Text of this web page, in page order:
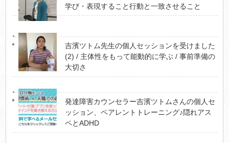
学び・表現すること行動と一致させること
吉濱ツトム先生の個人セッションを受けました
(2) / 主体性をもって能動的に学ぶ / 事前準備の
大切さ
発達障害カウンセラー吉濱ツトムさんの個人セ
ッション、ペアレントトレーニング♪隠れアス
ペとADHD